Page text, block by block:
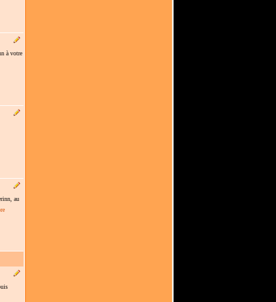
à votre
au